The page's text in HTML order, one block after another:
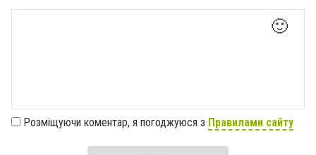
🙂
Розміщуючи коментар, я погоджуюся з Правилами сайту